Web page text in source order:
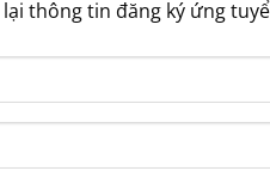
thông tin đăng ký ứng